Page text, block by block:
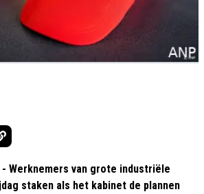
- Werknemers van grote industriële
staken als het kabinet de plannen